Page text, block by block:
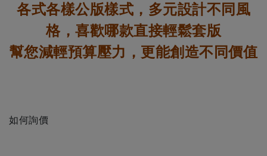
各式各樣公版樣式，多元設計不同風
格，喜歡哪款直接輕鬆套版
幫您減輕預算壓力，更能創造不同價值
如何詢價